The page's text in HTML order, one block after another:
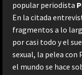
popular periodista
En la citada
fragmentos a lo
por casi todo y el
sexual, la pelea con
el mundo se hace